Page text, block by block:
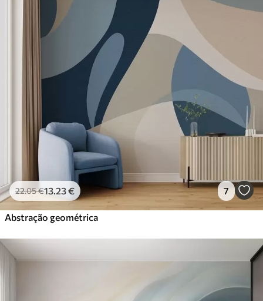
22.05€13 .23€ 7
Abstração geométrica